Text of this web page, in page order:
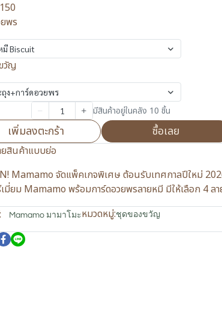
พร
มี Biscuit
วัญ
ถุง+การ์ดอวยพร
มีสินค้าอยู่ในคลัง 10 ชิ้น
เพิ่มลงตะกร้า ซื้อเลย
ยสินค้าแบบย่อ
Mamamo จัดแพ็คเกจพิเศษ ต้อนรับเทศกาลปีใหม่
มี่ยม Mamamo พร้อมการ์ดอวยพรลายหมี มีให้เลือก 4 ลา
Mamamo มามาโมะหมวดหมู่:ชุดของขวัญ